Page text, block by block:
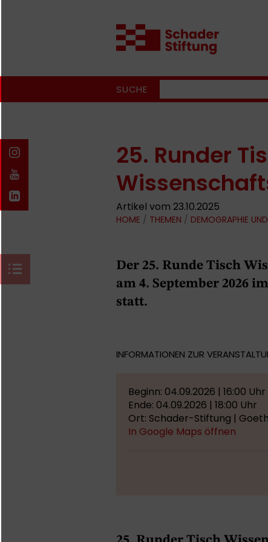
SUCHE
25. Runder
Artikel vom 23.10.2025
HOME / THEMEN / DEMOGRAPHIE
Der 25. Runde Tisch
am 4. September 2026
statt.
INFORMATIONEN ZUR
Beginn: 04.09.2026 | 16:00 Uhr
Ende: 04.09.2026 | 18:00 Uhr
Ort: Schader-Stiftung |
In Google Maps öffnen